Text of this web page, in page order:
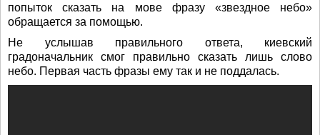
попыток сказать на мове фразу «звездное небо»
обращается за помощью.
Не услышав правильного ответа, киевский
градоначальник смог правильно сказать лишь слово
небо. Первая часть фразы ему так и не поддалась.